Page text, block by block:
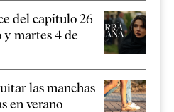
del capítulo 26
y martes 4 de
las manchas
en verano